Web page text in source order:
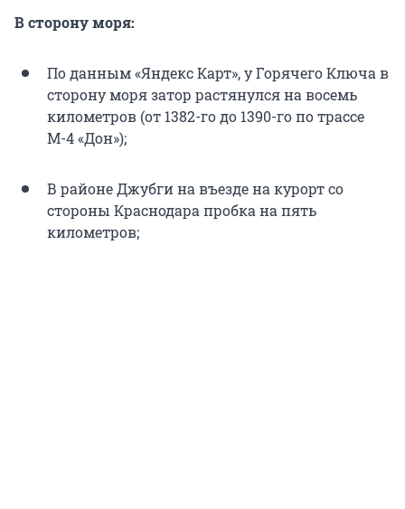
В сторону моря:
По данным «Яндекс Карт», у Горячего Ключа в
сторону моря затор растянулся на восемь
километров (от 1382-го до 1390-го по трассе
М-4 «Дон»);
В районе Джубги на въезде на курорт со
стороны Краснодара пробка на пять
километров;